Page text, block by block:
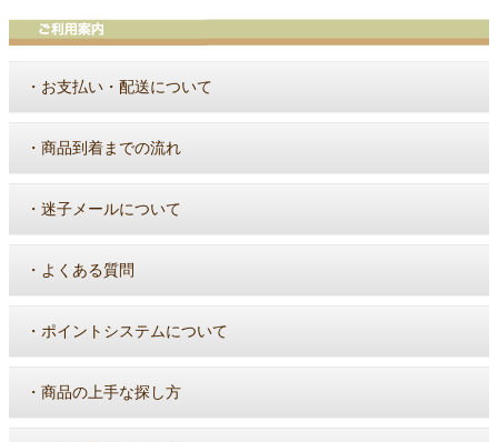
・ お支払い・配送について
・ 商品到着までの流れ
・ 迷子メールについて
・ よくある質問
・ ポイントシステムについて
・ 商品の上手な探し方